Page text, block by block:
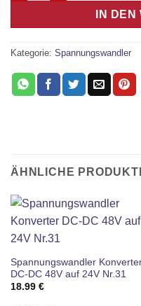
IN
Kategorie: Spannungswandler
ÄHNLICHE
Spannungswandler
DC-DC 48V auf 24V Nr.31
18.99 €